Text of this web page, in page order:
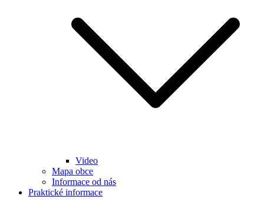
Video
Mapa obce
Informace od nás
Praktické informace